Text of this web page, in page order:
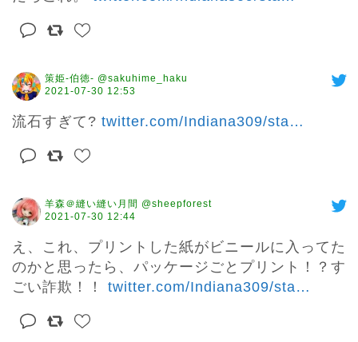
策姫-伯徳- @sakuhime_haku
2021-07-30 12:53
流石すぎて? twitter.com/Indiana309/sta…
羊森＠縫い縫い月間 @sheepforest
2021-07-30 12:44
え、これ、プリントした紙がビニールに入ってた
のかと思ったら、パッケージごとプリント！？す
ごい詐欺！！ twitter.com/Indiana309/sta…